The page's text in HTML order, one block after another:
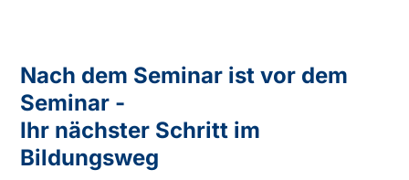
Nach dem Seminar ist vor dem
Seminar -
Ihr nächster Schritt im
Bildungsweg